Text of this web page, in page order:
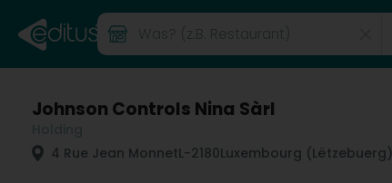
Johnson Controls Nina Sàrl
4 Rue Jean MonnetL-2180Luxembourg (Lëtzebuerg)